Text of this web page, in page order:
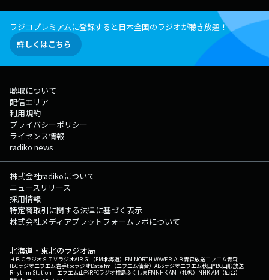
プレゼント差し上げます。 18:40～【 押忍！スカロケ道場 】 浜崎師
範が極上な喝をあなたに注入！ みなさんの勝負時のメッセージをお待ち
しています。 紹介された方には【 眠眠打破1ケース10本入り】をプレゼ
ント。 メッセージはスカロケのアプリ、またはホームページから！
19:05～【 スカロケ一番搾り～1番カラオケ 】 曜日替わりでスカロケの
一番搾りなコーナーをお届けしていますが、 木曜日は「一番カラオ
ケ」 あなたの今の気持ちを曲に乗せて、こっそり一番だけ歌ってくださ
い！ 見事歌いきった方には「KIRIN 一番搾り」をプレゼント！ 詳しく
は我が社のアプリ＆HPをご覧ください。 19:20～【 スカロケ競馬部
】 今週は【 ヴィクトリアマイル ( G I ) 】を【 高田秋 】さんと共にピッ
クアップ！ さらに先週の予想は・・・！？ ▽17:25〜 【 交通情報
】 --- ▽17:39〜 【 湖池屋 歌エーーーール！ 】 夕方5時台、ちょっ
と疲れが見えてくる時間。 まだお仕事をがんばる人も...アフター5を楽し
む人も...音楽でアナタの背中を押させてください！ アナタのシチュエー
ションにピッタリハマる１曲で今日を軽やかに乗り切りましょう！ 月曜
日から木曜日まで、曜日替わりのテーマであなたの参加をお待ちしていま
す！ 木曜のテーマは【スコーン！とハマるアンサーソング】 メッセ
ージ紹介された方には湖池屋お菓子詰め合わせをプレゼント！
▽17:45〜 【 スカロケ 餃子の王将食堂～いい話、ごちそうさまです。 】
には餃子の王将で使用できる お食事券3000円分をプレゼント！
▽17:53〜 【 TOKYO FM NEWS 】 --- ▽17:56〜 【 交通情報 】 --
ラジコプレミアムに登録すると日本全国のラジオが聴き放題！
詳しくはこちら
聴取について
配信エリア
利用規約
プライバシーポリシー
ライセンス情報
radiko news
株式会社radikoについて
ニュースリリース
採用情報
特定商取引に関する法律に基づく表示
株式会社メディアプラットフォームラボについて
北海道・東北のラジオ局
ＨＢＣラジオＳＴＶラジオAIR-G'（FM北海道） FM NORTH WAVEＲＡＢ青森放送エフエム青森
IBCラジオエフエム岩手tbcラジオDate fm（エフエム仙台） ABSラジオエフエム秋田YBC山形放送
Rhythm Station エフエム山形RFCラジオ福島ふくしまFMNHK AM（札幌） NHK AM（仙台）